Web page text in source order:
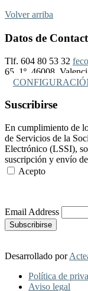
Volver arriba
Datos de
Tlf. 604 80 53 32
65, 1º, 46008,
Suscribirse
En cumplimiento de
de Servicios de la
Electrónico (LSSI),
suscripción y envío
Acepto
Email Address
Desarrollado por
Política de
Aviso legal